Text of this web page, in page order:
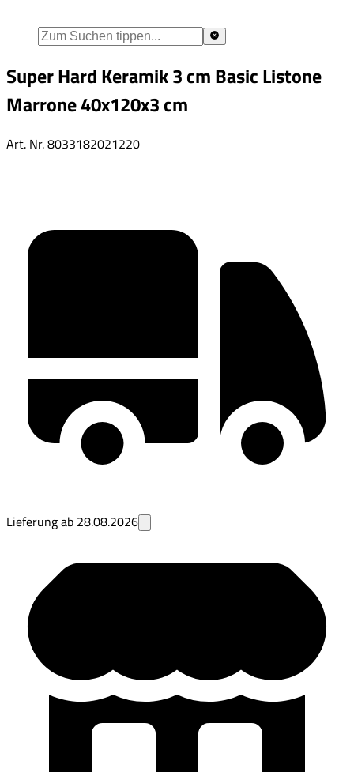
Super Hard Keramik 3 cm Basic Listone
Marrone 40x120x3 cm
Art. Nr.8033182021220
Lieferung ab 28.08.2026